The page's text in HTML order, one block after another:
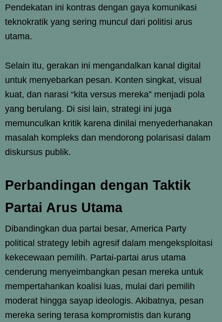
Pendekatan ini kontras dengan gaya komunikasi
teknokratik yang sering muncul dari politisi arus
utama.
Selain itu, gerakan ini mengandalkan kanal digital
untuk menyebarkan pesan. Konten singkat, visual
kuat, dan narasi “kita versus mereka” menjadi pola
yang berulang. Di sisi lain, strategi ini juga
memunculkan kritik karena dinilai menyederhanakan
masalah kompleks dan mendorong polarisasi dalam
diskursus publik.
Perbandingan dengan Taktik
Partai Arus Utama
Dibandingkan dua partai besar, America Party
political strategy lebih agresif dalam mengeksploitasi
kekecewaan pemilih. Partai-partai arus utama
cenderung menyeimbangkan pesan mereka untuk
mempertahankan koalisi luas, mulai dari pemilih
moderat hingga sayap ideologis. Akibatnya, pesan
mereka sering terasa kompromistis dan kurang